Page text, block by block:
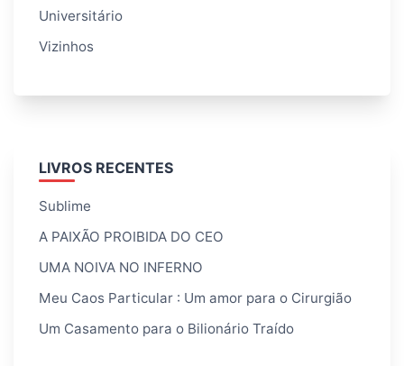
Universitário
Vizinhos
LIVROS RECENTES
Sublime
A PAIXÃO PROIBIDA DO CEO
UMA NOIVA NO INFERNO
Meu Caos Particular : Um amor para o Cirurgião
Um Casamento para o Bilionário Traído